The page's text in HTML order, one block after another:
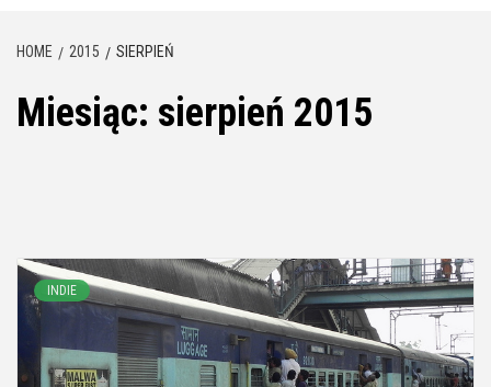
HOME 2015 SIERPIEŃ
Miesiąc: sierpień 2015
INDIE